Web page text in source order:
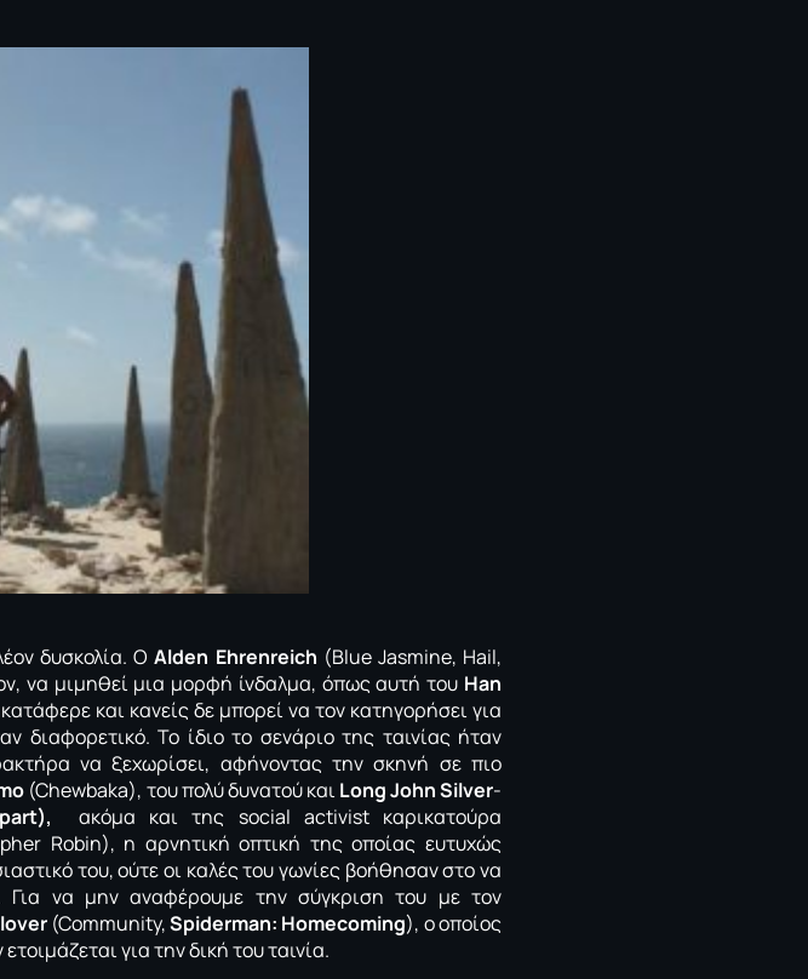
δυσκολία. ΟAlden Ehrenreich (Blue Jasmine, Hail,
να μιμηθεί μια μορφή ίνδαλμα, όπως αυτή του Han
και κανείς δε μπορεί να τον κατηγορήσει για
διαφορετικό. Το ίδιο το σενάριο της ταινίας ήταν
να ξεχωρίσει, αφήνοντας την σκηνή σε πιο
(Chewbaka), του πολύ δυνατού και Long John Silver-
),
ακόμα και της social activist καρικατούρα
Robin), η αρνητική οπτική της οποίας ευτυχώς
του, ούτε οι καλές του γωνίες βοήθησαν στο να
Για να μην αναφέρουμε την σύγκριση του με τον
(Community,Spiderman: Homecoming), ο οποίος
για την δική του ταινία.